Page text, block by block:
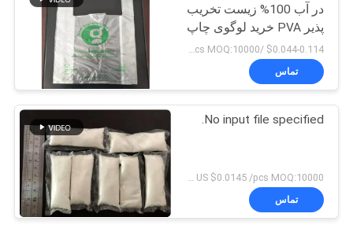
در آب 100% زیست تخریب
پذیر PVA خرید لوگوی چاپ
شده سفارشی
$0.044-0.114 /pcs MOQ:10000 عدد
تماس
No input file specified.
تماس